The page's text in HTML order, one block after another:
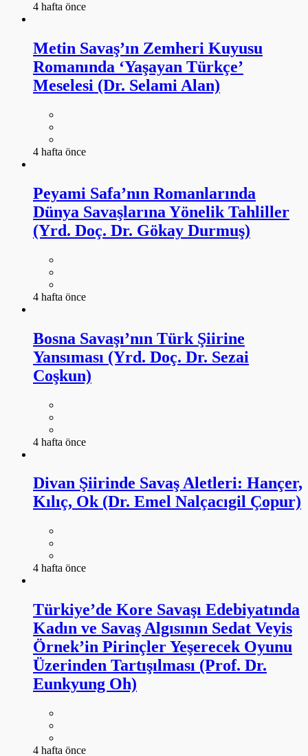
4 hafta önce
Metin Savaş’ın Zemheri Kuyusu
Romanında ‘Yaşayan Türkçe’
Meselesi (Dr. Selami Alan)
4 hafta önce
Peyami Safa’nın Romanlarında
Dünya Savaşlarına Yönelik Tahliller
(Yrd. Doç. Dr. Gökay Durmuş)
4 hafta önce
Bosna Savaşı’nın Türk Şiirine
Yansıması (Yrd. Doç. Dr. Sezai
Coşkun)
4 hafta önce
Divan Şiirinde Savaş Aletleri: Hançer,
Kılıç, Ok (Dr. Emel Nalçacıgil Çopur)
4 hafta önce
Türkiye’de Kore Savaşı Edebiyatında
Kadın ve Savaş Algısının Sedat Veyis
Örnek’in Pirinçler Yeşerecek Oyunu
Üzerinden Tartışılması (Prof. Dr.
Eunkyung Oh)
4 hafta önce